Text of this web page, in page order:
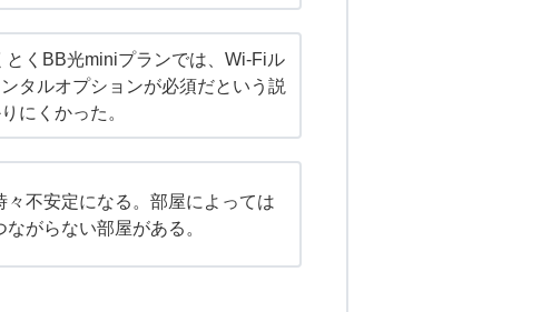
とくBB光miniプランでは、Wi-Fiル
タルオプションが必須だという説
にくかった。
々不安定になる。部屋によっては
がらない部屋がある。